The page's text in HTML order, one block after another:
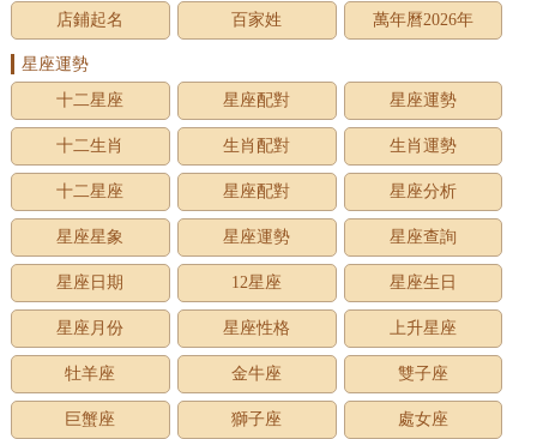
店鋪起名 百家姓 萬年曆2026年
星座運勢
十二星座
星座配對 星座運勢
十二生肖 生肖配對 生肖運勢
十二星座 星座配對 星座分析
星座星象 星座運勢 星座查詢
星座日期 12星座 星座生日
星座月份 星座性格 上升星座
牡羊座 金牛座 雙子座
巨蟹座 獅子座 處女座